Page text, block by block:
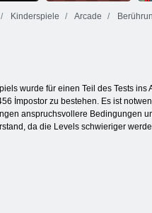
Kinderspiele Arcade
wurde für einen Teil des Tests
İmpostor zu bestehen. Es ist
anspruchsvollere Bedingungen
da die Levels schwieriger